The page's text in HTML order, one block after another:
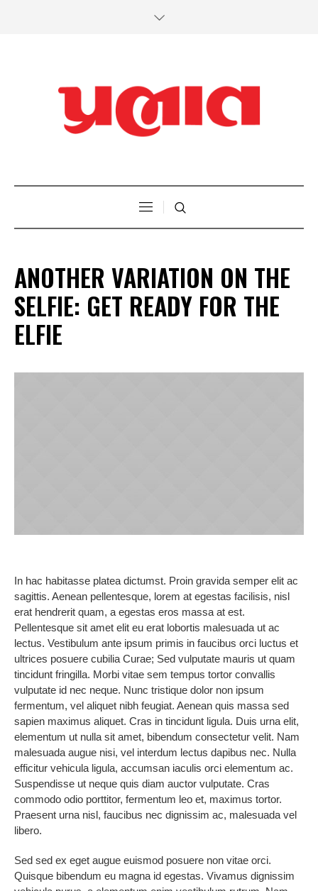
ANOTHER VARIATION ON THE
SELFIE: GET READY FOR THE
ELFIE
In hac habitasse platea dictumst. Proin gravida semper elit ac
sagittis. Aenean pellentesque, lorem at egestas facilisis, nisl
erat hendrerit quam, a egestas eros massa at est.
Pellentesque sit amet elit eu erat lobortis malesuada ut ac
lectus. Vestibulum ante ipsum primis in faucibus orci luctus et
ultrices posuere cubilia Curae; Sed vulputate mauris ut quam
tincidunt fringilla. Morbi vitae sem tempus tortor convallis
vulputate id nec neque. Nunc tristique dolor non ipsum
fermentum, vel aliquet nibh feugiat. Aenean quis massa sed
sapien maximus aliquet. Cras in tincidunt ligula. Duis urna elit,
elementum ut nulla sit amet, bibendum consectetur velit. Nam
malesuada augue nisi, vel interdum lectus dapibus nec. Nulla
efficitur vehicula ligula, accumsan iaculis orci elementum ac.
Suspendisse ut neque quis diam auctor vulputate. Cras
commodo odio porttitor, fermentum leo et, maximus tortor.
Praesent urna nisl, faucibus nec dignissim ac, malesuada vel
libero.
Sed sed ex eget augue euismod posuere non vitae orci.
Quisque bibendum eu magna id egestas. Vivamus dignissim